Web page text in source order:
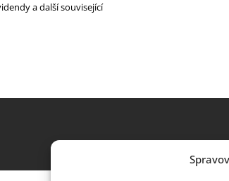
a další související